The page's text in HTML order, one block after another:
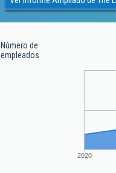
Número de
empleados
2020